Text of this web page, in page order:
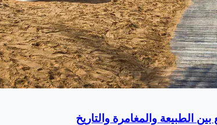
الطبيعة والمغامرة والتاريخ